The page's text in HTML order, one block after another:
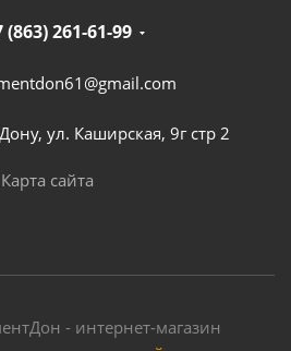
(863) 261-61-99
ул. Каширская, 9г стр 2
Карта сайта
- интернет-магазин